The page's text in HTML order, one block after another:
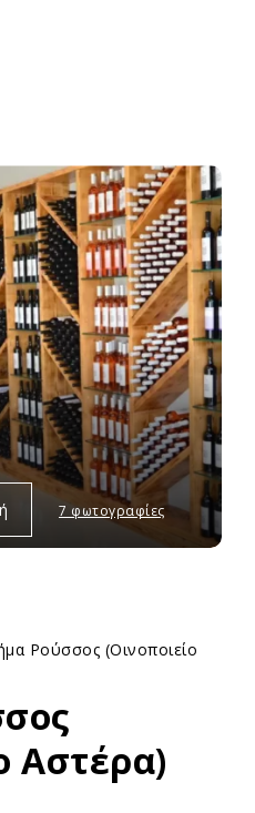
7 φωτογραφίες
Ρούσσος (Οινοποιείο
Αστέρα)